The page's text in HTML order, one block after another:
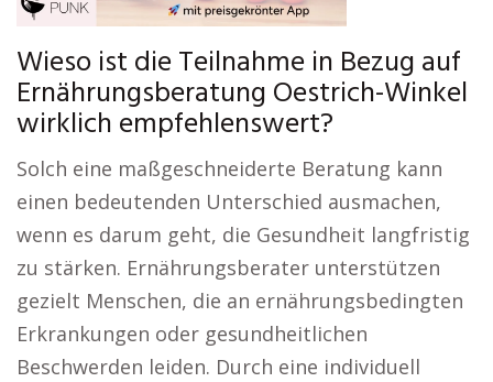
Wieso ist die Teilnahme in Bezug auf
Ernährungsberatung Oestrich-Winkel
wirklich empfehlenswert?
Solch eine maßgeschneiderte Beratung kann
einen bedeutenden Unterschied ausmachen,
wenn es darum geht, die Gesundheit langfristig
zu stärken. Ernährungsberater unterstützen
gezielt Menschen, die an ernährungsbedingten
Erkrankungen oder gesundheitlichen
Beschwerden leiden. Durch eine individuell